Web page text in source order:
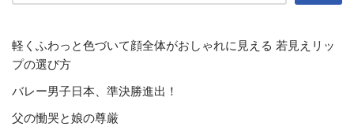
軽くふわっと色づいて顔全体がおしゃれに見える 若見えリッ
プの選び方
バレー男子日本、準決勝進出！
父の慟哭と娘の尊厳